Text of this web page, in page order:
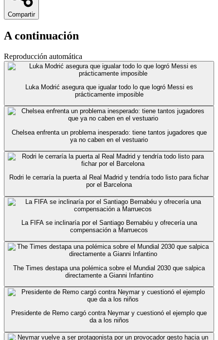
Compartir
A continuación
Reproducción automática
Luka Modrić asegura que igualar todo lo que logró Messi es
prácticamente imposible
Chelsea enfrenta un problema inesperado: tiene tantos jugadores que
ya no caben en el vestuario
Rodri le cerraría la puerta al Real Madrid y tendría todo listo para fichar
por el Barcelona
La FIFA se inclinaría por el Santiago Bernabéu y ofrecería una
compensación a Marruecos
The Times destapa una polémica sobre el Mundial 2030 que salpica
directamente a Gianni Infantino
Presidente de Remo cargó contra Neymar y cuestionó el ejemplo que
da a los niños